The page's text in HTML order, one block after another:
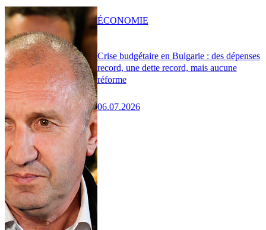
Crise budgétaire en Bulgarie : des dépenses
record, une dette record, mais aucune
réforme
06.07.2026
ÉCONOMIE